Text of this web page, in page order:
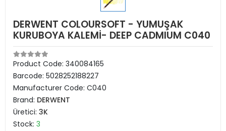
DERWENT COLOURSOFT - YUMUŞAK
KURUBOYA KALEMİ- DEEP CADMIUM C040
Product Code: 340084165
Barcode: 5028252188227
Manufacturer Code: C040
Brand: DERWENT
Üretici: 3K
Stock: 3